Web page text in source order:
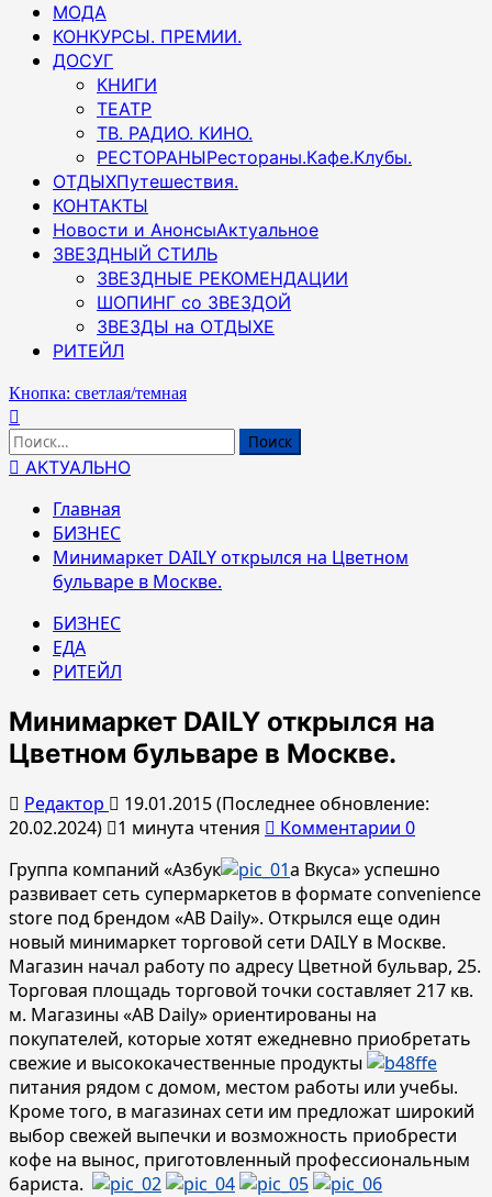
МОДА
КОНКУРСЫ. ПРЕМИИ.
ДОСУГ
КНИГИ
ТЕАТР
ТВ. РАДИО. КИНО.
РЕСТОРАНЫРестораны.Кафе.Клубы.
ОТДЫХПутешествия.
КОНТАКТЫ
Новости и АнонсыАктуальное
ЗВЕЗДНЫЙ СТИЛЬ
ЗВЕЗДНЫЕ РЕКОМЕНДАЦИИ
ШОПИНГ со ЗВЕЗДОЙ
ЗВЕЗДЫ на ОТДЫХЕ
РИТЕЙЛ
Кнопка: светлая/темная
Найти:
АКТУАЛЬНО
Главная
БИЗНЕС
Минимаркет DAILY открылся на Цветном
бульваре в Москве.
БИЗНЕС
ЕДА
РИТЕЙЛ
Минимаркет DAILY открылся на
Цветном бульваре в Москве.
Редактор
19.01.2015 (Последнее обновление:
20.02.2024)
1 минута чтения
Комментарии 0
Группа компаний «Азбук
а Вкуса» успешно
развивает сеть супермаркетов в формате convenience
store под брендом «АВ Daily». Открылся еще один
новый минимаркет торговой сети DAILY в Москве.
Магазин начал работу по адресу Цветной бульвар, 25.
Торговая площадь торговой точки составляет 217 кв.
м. Магазины «АВ Daily» ориентированы на
покупателей, которые хотят ежедневно приобретать
свежие и высококачественные продукты
питания рядом с домом, местом работы или учебы.
Кроме того, в магазинах сети им предложат широкий
выбор свежей выпечки и возможность приобрести
кофе на вынос, приготовленный профессиональным
бариста.